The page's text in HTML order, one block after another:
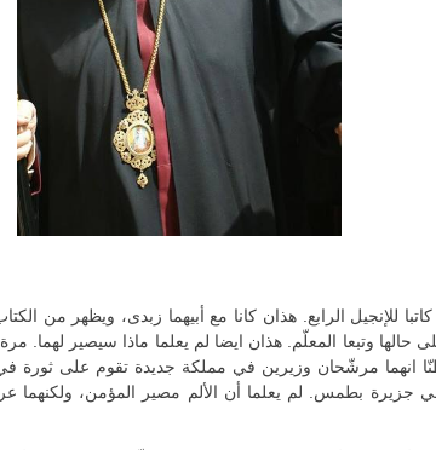
للإنجيل الرابع. هذان كانا مع أبيهما زبدى، ويظهر من
حالها وتبعا المعلّم. هذان ايضا لم يعلما ماذا سيصير
انهما مرشّحان وزيرين في مملكة جديدة تقوم على ثورة
جزيرة بطمس. لم يعلما أن الألم مصير المؤمن، ولكنهما